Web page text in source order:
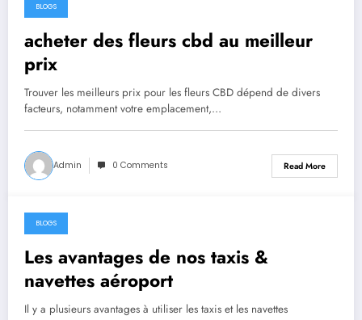
May 12, 2023
BLOGS
acheter des fleurs cbd au meilleur
prix
Trouver les meilleurs prix pour les fleurs CBD dépend de divers
facteurs, notamment votre emplacement,…
Admin 0 Comments Read More
May 12, 2023
BLOGS
Les avantages de nos taxis &
navettes aéroport
Il y a plusieurs avantages à utiliser les taxis et les navettes